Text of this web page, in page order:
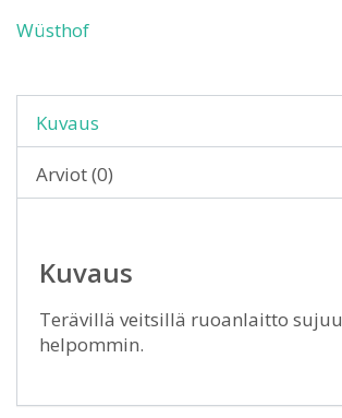
Wüsthof
Kuvaus
Arviot (0)
Kuvaus
Terävillä veitsillä ruoanlaitto sujuu
helpommin.